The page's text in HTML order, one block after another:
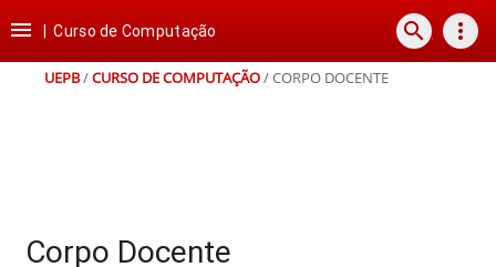
para
conteúdo
para
para
para
rodapé
 |Curso de Computação search more_vert
UEPB/CURSO DE COMPUTAÇÃO/CORPO DOCENTE
Corpo Docente